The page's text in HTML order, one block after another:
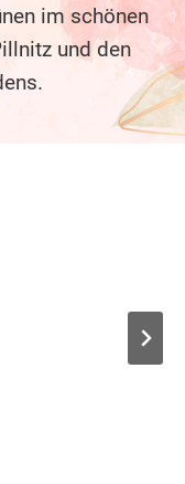
im schönen
und den